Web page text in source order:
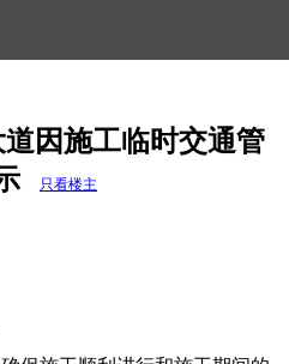
因施工临时交通管
只看楼主